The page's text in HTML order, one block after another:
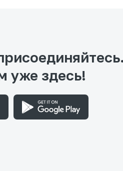
уже здесь!